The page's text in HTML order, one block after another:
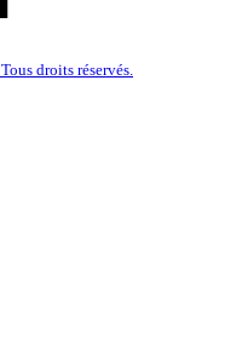
Tous droits réservés.